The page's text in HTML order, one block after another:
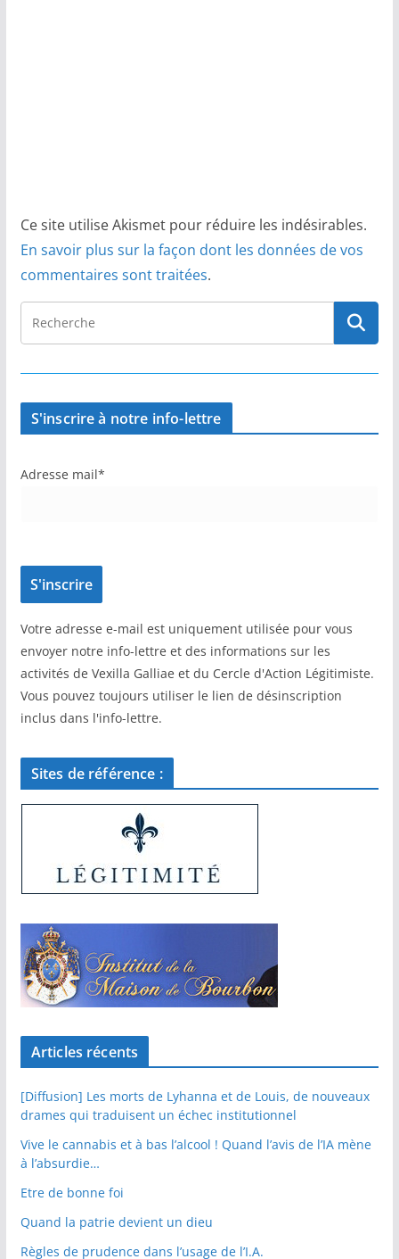
Ce site utilise Akismet pour réduire les indésirables.
En savoir plus sur la façon dont les données de vos
commentaires sont traitées.
S'inscrire à notre info-lettre
Adresse mail*
Votre adresse e-mail est uniquement utilisée pour vous
envoyer notre info-lettre et des informations sur les
activités de Vexilla Galliae et du Cercle d'Action Légitimiste.
Vous pouvez toujours utiliser le lien de désinscription
inclus dans l'info-lettre.
Sites de référence :
Articles récents
[Diffusion] Les morts de Lyhanna et de Louis, de nouveaux
drames qui traduisent un échec institutionnel
Vive le cannabis et à bas l’alcool ! Quand l’avis de l’IA mène
à l’absurdie…
Etre de bonne foi
Quand la patrie devient un dieu
Règles de prudence dans l’usage de l’I.A.